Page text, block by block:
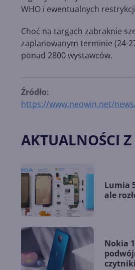
WHO i ewentualnych
Choć na targach zabraknie
zaplanowanym terminie (24-
ponad 2800 wystawców.
Źródło:
https://www.neowin.net/
AKTUALNOŚCI
Lumia
ale
Nokia